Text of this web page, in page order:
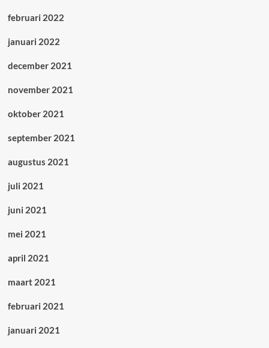
februari 2022
januari 2022
december 2021
november 2021
oktober 2021
september 2021
augustus 2021
juli 2021
juni 2021
mei 2021
april 2021
maart 2021
februari 2021
januari 2021